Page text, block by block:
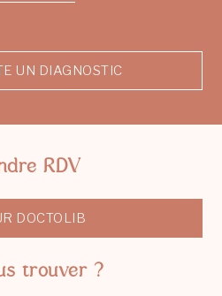
UN DIAGNOSTIC
RDV
DOCTOLIB
trouver ?